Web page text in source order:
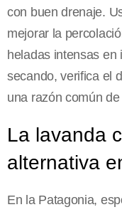
con buen drenaje.
mejorar la
heladas intensas en
secando, verifica el
una razón común
La lavanda
alternativa
En la Patagonia,